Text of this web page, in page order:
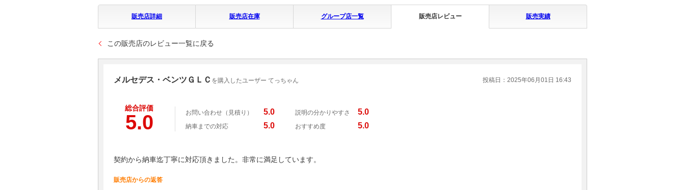
販売店詳細 販売店在庫 グループ店一覧 販売店レビュー 販売実績
この販売店のレビュー一覧に戻る
メルセデス・ベンツＧＬＣ を購入したユーザー てっちゃん 投稿日：2025年06月01日 16:43
総合評価
5.0 お問い合わせ（見積り） 5.0 説明の分かりやすさ 5.0
納車までの対応 5.0 おすすめ度 5.0
契約から納車迄丁寧に対応頂きました。非常に満足しています。
販売店からの返答